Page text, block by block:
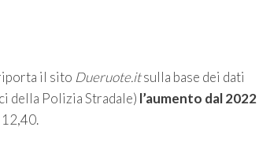
il sito Dueruote.itsulla base dei dati
della Polizia Stradale) l’aumento dal 2022